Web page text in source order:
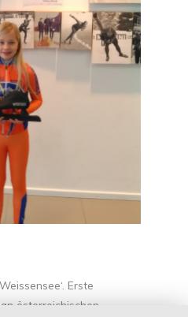
Erste
österreichischen